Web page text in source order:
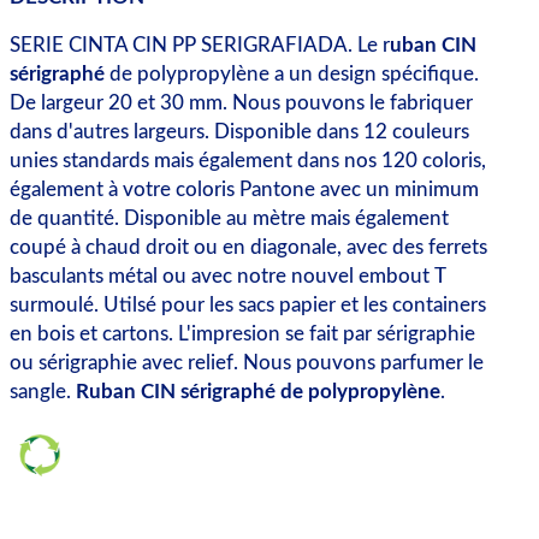
SERIE CINTA CIN PP SERIGRAFIADA. Le ruban CIN
sérigraphéde polypropylène a un design spécifique.
De largeur 20 et 30 mm. Nous pouvons le fabriquer
dans d'autres largeurs. Disponible dans 12 couleurs
unies standards mais également dans nos 120 coloris,
également à votre coloris Pantone avec un minimum
de quantité. Disponible au mètre mais également
coupé à chaud droit ou en diagonale, avec des ferrets
basculants métal ou avec notre nouvel embout T
surmoulé. Utilsé pour les sacs papier et les containers
en bois et cartons. L'impresion se fait par sérigraphie
ou sérigraphie avec relief. Nous pouvons parfumer le
sangle. Ruban CIN sérigraphé de polypropylène.